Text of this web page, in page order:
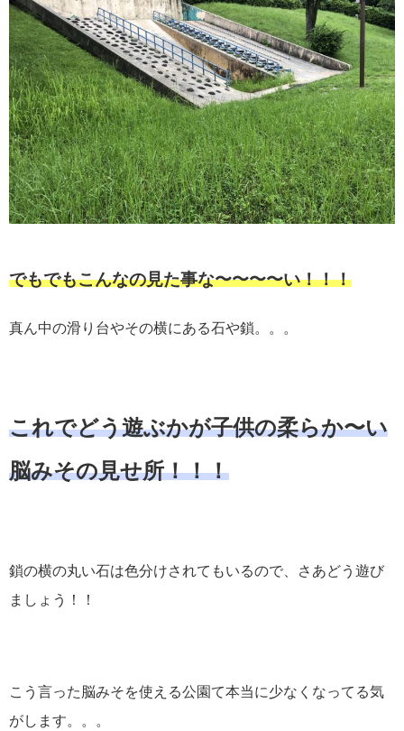
でもでもこんなの見た事な〜〜〜〜い！！！
真ん中の滑り台やその横にある石や鎖。。。
これでどう遊ぶかが子供の柔らか〜い
脳みその見せ所！！！
鎖の横の丸い石は色分けされてもいるので、さあどう遊び
ましょう！！
こう言った脳みそを使える公園て本当に少なくなってる気
がします。。。